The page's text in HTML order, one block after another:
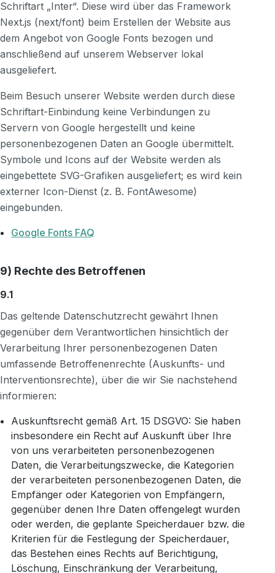
Schriftart „Inter“. Diese wird über das Framework
Next.js (next/font) beim Erstellen der Website aus
dem Angebot von Google Fonts bezogen und
anschließend auf unserem Webserver lokal
ausgeliefert.
Beim Besuch unserer Website werden durch diese
Schriftart-Einbindung keine Verbindungen zu
Servern von Google hergestellt und keine
personenbezogenen Daten an Google übermittelt.
Symbole und Icons auf der Website werden als
eingebettete SVG-Grafiken ausgeliefert; es wird kein
externer Icon-Dienst (z. B. FontAwesome)
eingebunden.
Google Fonts FAQ
9) Rechte des Betroffenen
9.1
Das geltende Datenschutzrecht gewährt Ihnen
gegenüber dem Verantwortlichen hinsichtlich der
Verarbeitung Ihrer personenbezogenen Daten
umfassende Betroffenenrechte (Auskunfts- und
Interventionsrechte), über die wir Sie nachstehend
informieren:
Auskunftsrecht gemäß Art. 15 DSGVO: Sie haben
insbesondere ein Recht auf Auskunft über Ihre
von uns verarbeiteten personenbezogenen
Daten, die Verarbeitungszwecke, die Kategorien
der verarbeiteten personenbezogenen Daten, die
Empfänger oder Kategorien von Empfängern,
gegenüber denen Ihre Daten offengelegt wurden
oder werden, die geplante Speicherdauer bzw. die
Kriterien für die Festlegung der Speicherdauer,
das Bestehen eines Rechts auf Berichtigung,
Löschung, Einschränkung der Verarbeitung,